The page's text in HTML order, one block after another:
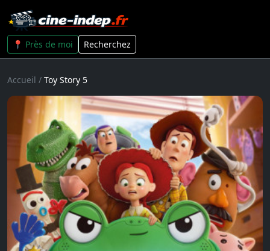
📍 Près de moi Recherchez
Accueil / Toy Story 5